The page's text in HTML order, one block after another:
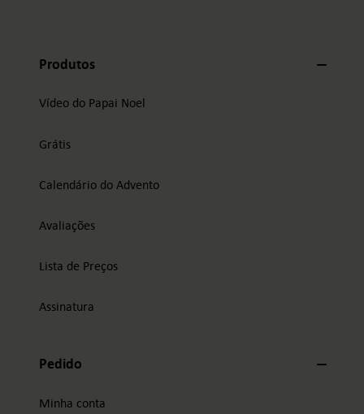
Produtos
Vídeo do Papai Noel
Grátis
Calendário do Advento
Avaliações
Lista de Preços
Assinatura
Pedido
Minha conta